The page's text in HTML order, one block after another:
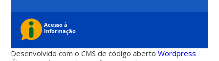
Desenvolvido com o CMS de código abertoWordpress